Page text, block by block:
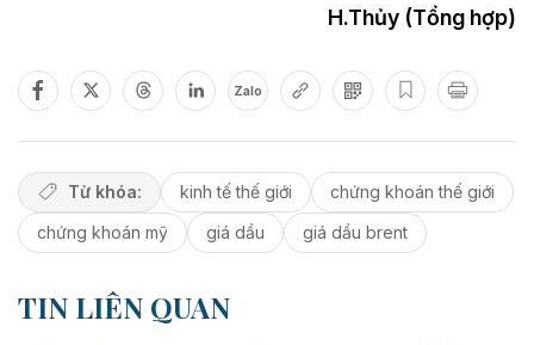
H.Thủy (Tổng hợp)
Zalo
Từ khóa: kinh tế thế giới
chứng khoán thế giới
chứng khoán mỹ
giá dầu giá dầu brent
TIN LIÊN QUAN